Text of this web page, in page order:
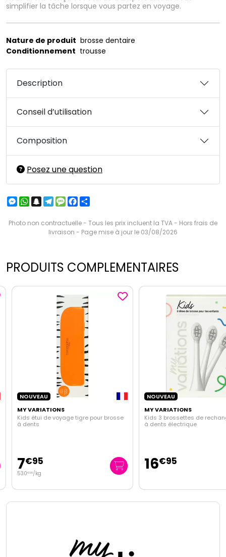
simplifier la tâche lorsque vous partez en voyage.
Nature de produit brosse dentaire
Conditionnement trousse
Description
Conseil d’utilisation
Composition
Posez une question
Messenger
WhatsApp
Snapchat
Telegram
MessageFacebook
Photo non contractuelle - Tous les prix incluent la TVA - Hors frais de
livraison - Page mise à jour le 03/08/2026
PRODUITS COMPLEMENTAIRES
NOUVEAU
MY VARIATIONS
Kids étui de voyage tigre pour brosse
à dents
7€95
530 €00/kg
NOUVEAU
MY VARIATIONS
Kids 3 brossettes de
à dents électrique
16€95